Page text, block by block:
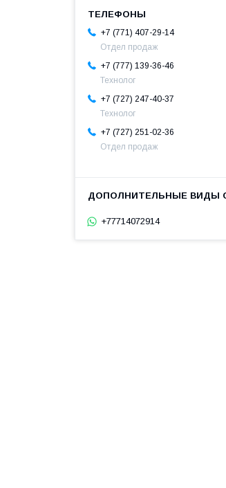
+7 (771) 407-29-14
Отдел продаж
+7 (777) 139-36-46
Технолог
+7 (727) 247-40-37
Технолог
+7 (727) 251-02-36
Отдел продаж
+77714072914